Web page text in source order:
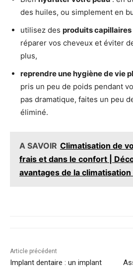
des huiles, ou simplement en
utilisez des produits
réparer vos cheveux et éviter
plus,
reprendre une hygiène de vie
pris un peu de poids pendant
pas dramatique, faites un peu
éliminé.
A SAVOIR Climatisation de
frais et dans le confort |
avantages de la
Article précédent
Implant dentaire : un implant